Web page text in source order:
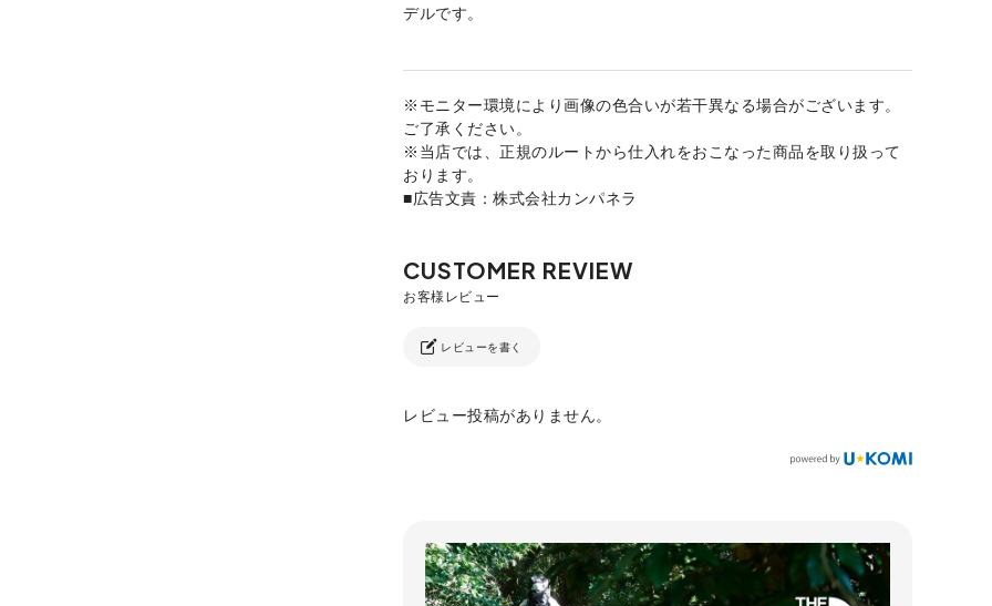
デルです。
※モニター環境により画像の色合いが若干異なる場合がございます。
ご了承ください。
※当店では、正規のルートから仕入れをおこなった商品を取り扱って
おります。
■広告文責：株式会社カンパネラ
レビューを書く
レビュー投稿がありません。